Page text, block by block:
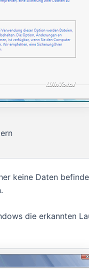
keine Daten
die erkannten